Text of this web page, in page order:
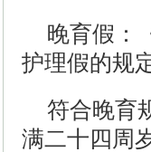
晚育假：
护理假的规
符合晚育
满二十四周